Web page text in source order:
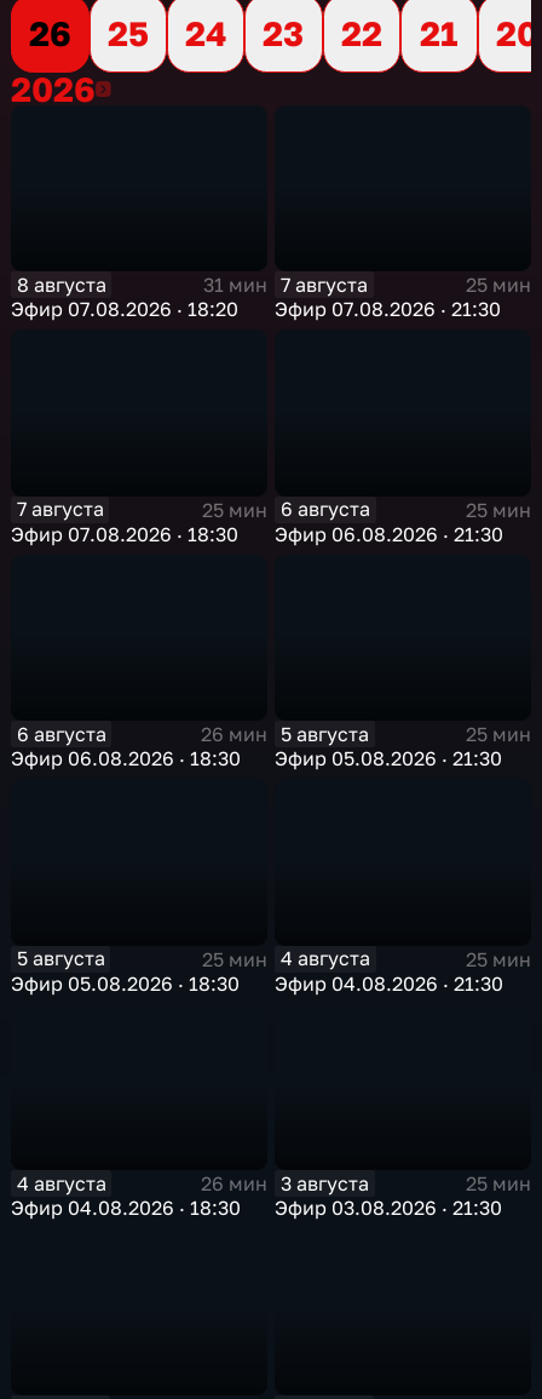
26
25 24 23 22 21
20
20262026
8 августа
31 мин
Эфир 07.08.2026 · 18:20
7 августа
25 мин
Эфир 07.08.2026 · 21:30
7 августа
25 мин
Эфир 07.08.2026 · 18:30
6 августа
25 мин
Эфир 06.08.2026 · 21:30
6 августа
26 мин
Эфир 06.08.2026 · 18:30
5 августа
25 мин
Эфир 05.08.2026 · 21:30
5 августа
25 мин
Эфир 05.08.2026 · 18:30
4 августа
25 мин
Эфир 04.08.2026 · 21:30
4 августа
26 мин
Эфир 04.08.2026 · 18:30
3 августа
25 мин
Эфир 03.08.2026 · 21:30